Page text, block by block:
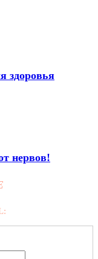
здоровья
нервов!